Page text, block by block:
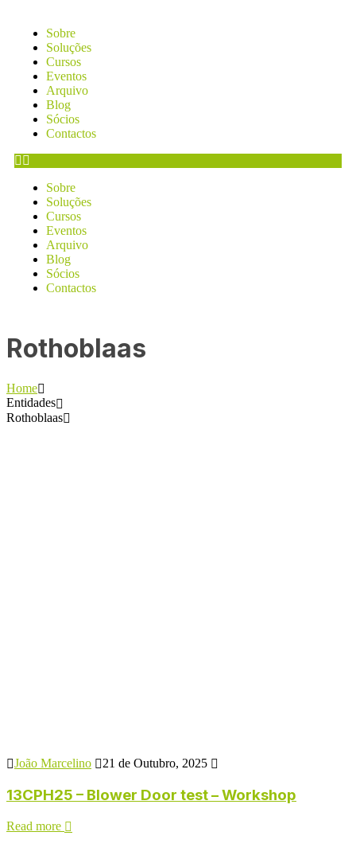
Sobre
Soluções
Cursos
Eventos
Arquivo
Blog
Sócios
Contactos
Sobre
Soluções
Cursos
Eventos
Arquivo
Blog
Sócios
Contactos
Rothoblaas
Home
Entidades
Rothoblaas
João Marcelino 21 de Outubro, 2025
13CPH25 – Blower Door test – Workshop
Read more